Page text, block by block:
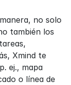
no solo
también los
Xmind te
ej., mapa
o línea de